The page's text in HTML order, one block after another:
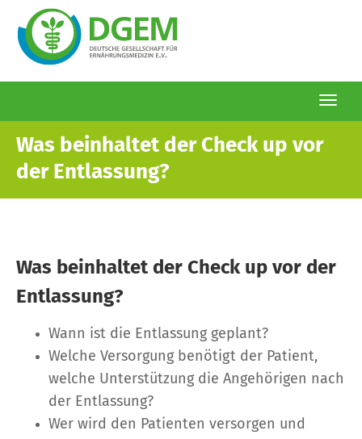
zum
Inhalt
Was beinhaltet der Check up vor
der Entlassung?
Was beinhaltet der Check up vor der
Entlassung?
Wann ist die Entlassung geplant?
Welche Versorgung benötigt der Patient,
welche Unterstützung die Angehörigen nach
der Entlassung?
Wer wird den Patienten versorgen und